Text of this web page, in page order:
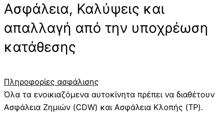
Ασφάλεια, Καλύψεις και
απαλλαγή από την υποχρέωση
κατάθεσης
Πληροφορίες ασφάλισης
Όλα τα ενοικιαζόμενα αυτοκίνητα πρέπει να διαθέτουν
Ασφάλεια Ζημιών (CDW) και Ασφάλεια Κλοπής (TP).